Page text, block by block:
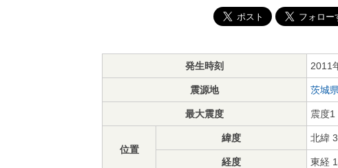
発生時刻 2011
震源地 茨城
最大震度 震度1
位置
緯度 北緯
経度 東経